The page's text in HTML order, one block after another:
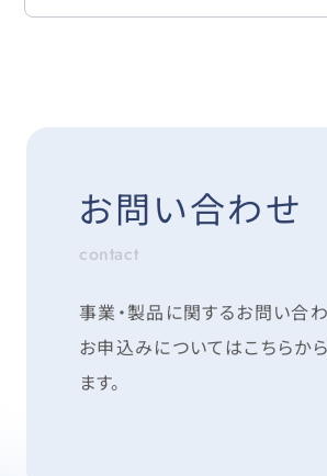
お問い合わせ
contact
事業・製品に関するお問い合
お申込みについてはこちらか
ます。